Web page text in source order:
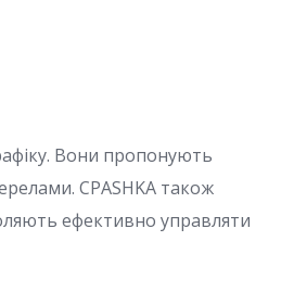
Вони пропонують
CPASHKA також
ефективно управляти